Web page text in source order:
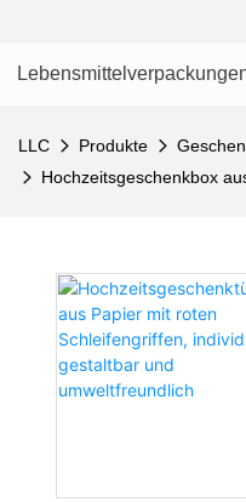
LLC Produkte
Hochzeitsgeschenkbox